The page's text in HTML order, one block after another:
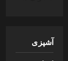
آشپزی